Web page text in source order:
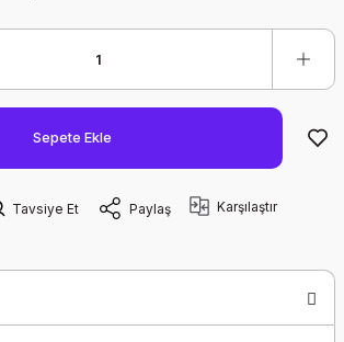
Sepete Ekle
Tavsiye Et Paylaş Karşılaştır